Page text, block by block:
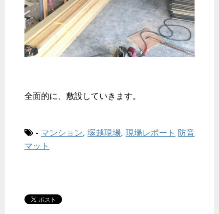
全面的に、敷設していきます。
- マンション, 塚越現場, 現場レポート 防音
マット